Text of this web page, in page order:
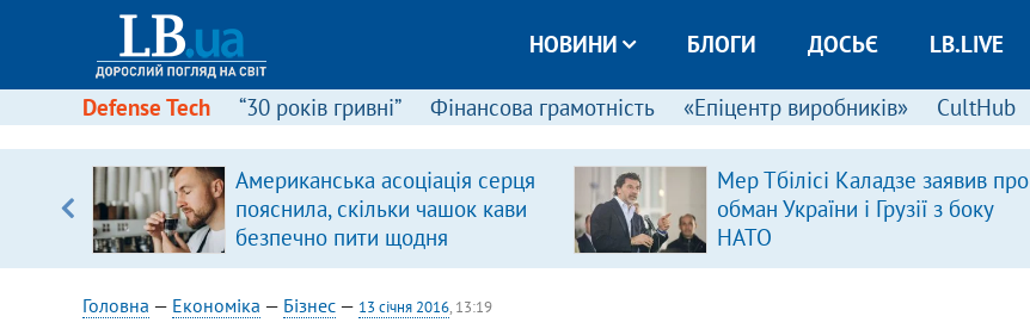
НОВИНИ БЛОГИ ДОСЬЄ LB.LIVE
Defense Tech “30 років гривні” Фінансова грамотність «Епіцентр виробників» CultHub
Американська асоціація серця
пояснила, скільки чашок кави
безпечно пити щодня
Мер Тбілісі Каладзе заявив про
обман України і Грузії з боку
НАТО
Головна — Економіка — Бізнес— 13 січня 2016, 13:19